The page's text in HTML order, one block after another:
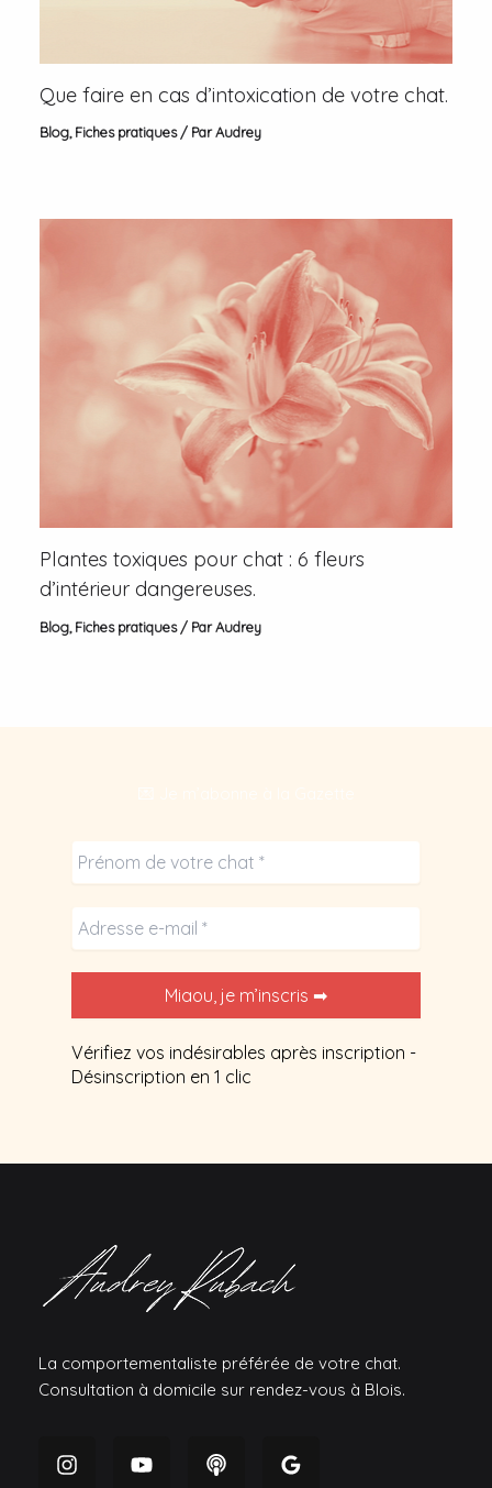
Que faire en cas d’intoxication de votre chat.
Blog,Fiches pratiques/ ParAudrey
Plantes toxiques pour chat : 6 fleurs
d’intérieur dangereuses.
Blog, Fiches pratiques/ ParAudrey
Vérifiez vos indésirables après inscription -
Désinscription en 1 clic
La comportementaliste préférée de votre chat.
Consultation à domicile sur rendez-vous à Blois.